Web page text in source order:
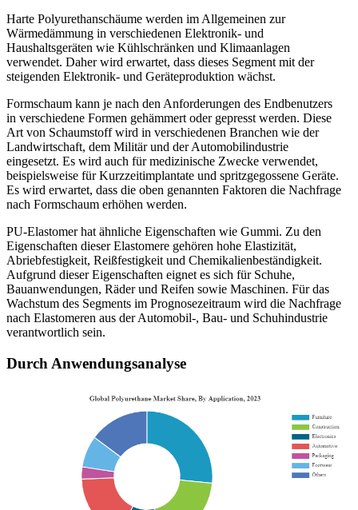
Harte Polyurethanschäume werden im Allgemeinen zur
Wärmedämmung in verschiedenen Elektronik- und
Haushaltsgeräten wie Kühlschränken und Klimaanlagen
verwendet. Daher wird erwartet, dass dieses Segment mit der
steigenden Elektronik- und Geräteproduktion wächst.
Formschaum kann je nach den Anforderungen des Endbenutzers
in verschiedene Formen gehämmert oder gepresst werden. Diese
Art von Schaumstoff wird in verschiedenen Branchen wie der
Landwirtschaft, dem Militär und der Automobilindustrie
eingesetzt. Es wird auch für medizinische Zwecke verwendet,
beispielsweise für Kurzzeitimplantate und spritzgegossene Geräte.
Es wird erwartet, dass die oben genannten Faktoren die Nachfrage
nach Formschaum erhöhen werden.
PU-Elastomer hat ähnliche Eigenschaften wie Gummi. Zu den
Eigenschaften dieser Elastomere gehören hohe Elastizität,
Abriebfestigkeit, Reißfestigkeit und Chemikalienbeständigkeit.
Aufgrund dieser Eigenschaften eignet es sich für Schuhe,
Bauanwendungen, Räder und Reifen sowie Maschinen. Für das
Wachstum des Segments im Prognosezeitraum wird die Nachfrage
nach Elastomeren aus der Automobil-, Bau- und Schuhindustrie
verantwortlich sein.
Durch Anwendungsanalyse